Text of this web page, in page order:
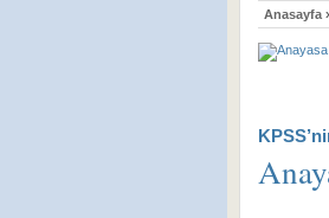
Anasayfa